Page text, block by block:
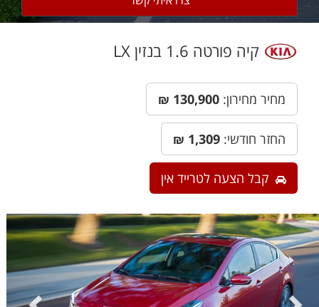
קיה פורטה 1.6 בנזין LX
מחיר מחירון: ₪
החזר חודשי: 1,309
₪
קבל הצעה לטרייד אין